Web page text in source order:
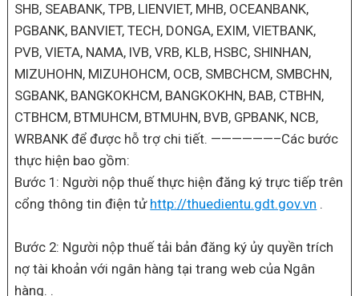
SHB, SEABANK, TPB, LIENVIET, MHB, OCEANBANK,
PGBANK, BANVIET, TECH, DONGA, EXIM, VIETBANK,
PVB, VIETA, NAMA, IVB, VRB, KLB, HSBC, SHINHAN,
MIZUHOHN, MIZUHOHCM, OCB, SMBCHCM, SMBCHN,
SGBANK, BANGKOKHCM, BANGKOKHN, BAB, CTBHN,
CTBHCM, BTMUHCM, BTMUHN, BVB, GPBANK, NCB,
WRBANK để được hỗ trợ chi tiết. ——————–Các bước
thực hiện bao gồm:
Bước 1: Người nộp thuế thực hiện đăng ký trực tiếp trên
cổng thông tin điện tử http://thuedientu.gdt.gov.vn .
Bước 2: Người nộp thuế tải bản đăng ký ủy quyền trích
nợ tài khoản với ngân hàng tại trang web của Ngân
hàng. .